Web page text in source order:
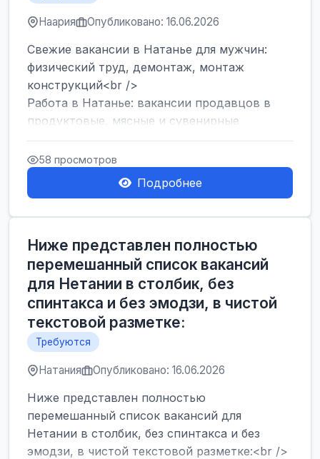
Наария Опубликовано: 16.06.2026
Свежие вакансии в Натанье для мужчин:
физический труд, демонтаж, монтаж
конструкций<br />
Работа в Натанье: вакансии продавцов в
продуктовые, мясные и сувенирные
лавки<br />
Разнорабочий на сборку м...
58 просмотров
Подробнее
Ниже представлен полностью
перемешанный список вакансий
для Нетании в столбик, без
спинтакса и без эмодзи, в чистой
текстовой разметке:
Требуются
Натания Опубликовано: 16.06.2026
Ниже представлен полностью
перемешанный список вакансий для
Нетании в столбик, без спинтакса и без
эмодзи, в чистой текстовой разметке:<br />